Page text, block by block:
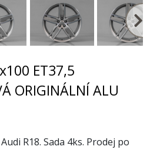
ET37,5
ORIGINÁLNÍ ALU
R18. Sada 4ks. Prodej po